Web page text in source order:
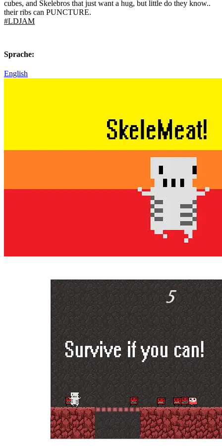
cubes, and Skelebros that just want a hug, but little do they know..
their ribs can PUNCTURE.
#LDJAM
Sprache:
English